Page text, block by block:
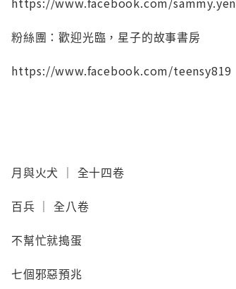
粉絲團：歡迎光臨，星子的故事書房
https://www.facebook.com/teensy819
月與火犬 ｜ 全十四卷
百兵 ｜ 全八卷
不幫忙就搗蛋
七個邪惡預兆